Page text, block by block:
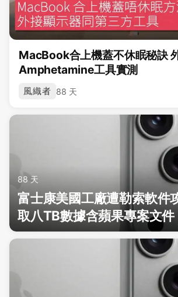
MacBook合上機蓋不休眠秘訣
Amphetamine工具實測
風織者 88 天
88 天
富士康美國工廠遭勒索軟件
取八TB數據含蘋果專案文件